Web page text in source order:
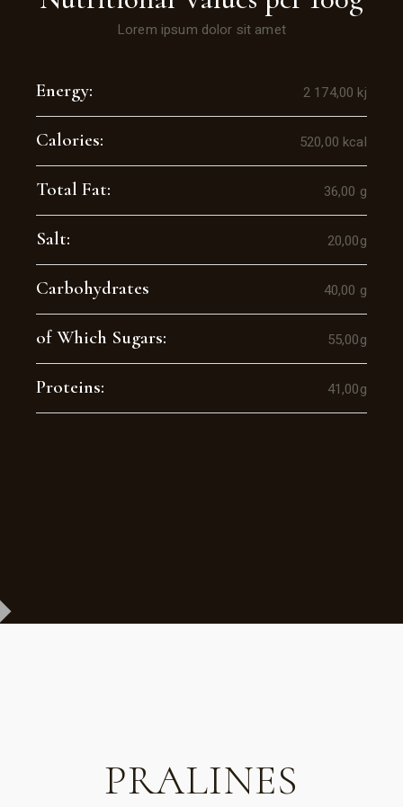
Lorem ipsum dolor sit amet
Energy: 2 174,00 kj
Calories: 520,00 kcal
Total Fat: 36,00 g
Salt: 20,00g
Carbohydrates 40,00 g
of Which Sugars: 55,00g
Proteins: 41,00g
PRALINES